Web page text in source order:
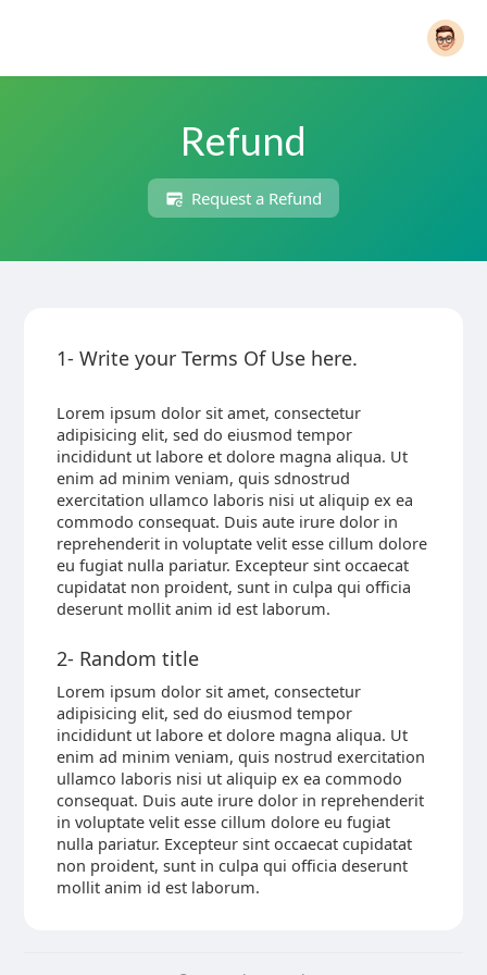
Refund
Request a Refund
1- Write your Terms Of Use here.
Lorem ipsum dolor sit amet, consectetur
adipisicing elit, sed do eiusmod tempor
incididunt ut labore et dolore magna aliqua. Ut
enim ad minim veniam, quis sdnostrud
exercitation ullamco laboris nisi ut aliquip ex ea
commodo consequat. Duis aute irure dolor in
reprehenderit in voluptate velit esse cillum dolore
eu fugiat nulla pariatur. Excepteur sint occaecat
cupidatat non proident, sunt in culpa qui officia
deserunt mollit anim id est laborum.
2- Random title
Lorem ipsum dolor sit amet, consectetur
adipisicing elit, sed do eiusmod tempor
incididunt ut labore et dolore magna aliqua. Ut
enim ad minim veniam, quis nostrud exercitation
ullamco laboris nisi ut aliquip ex ea commodo
consequat. Duis aute irure dolor in reprehenderit
in voluptate velit esse cillum dolore eu fugiat
nulla pariatur. Excepteur sint occaecat cupidatat
non proident, sunt in culpa qui officia deserunt
mollit anim id est laborum.